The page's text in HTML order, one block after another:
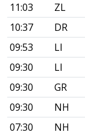
11:03
ZL
10:37
DR
09:53
LI
09:30
LI
09:30
GR
09:30
NH
07:30
NH